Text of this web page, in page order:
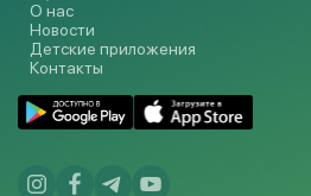
О нас
Новости
Детские приложения
Контакты